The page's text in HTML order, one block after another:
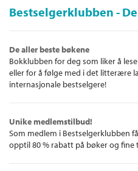
Bestselgerklubben -
De aller beste bøkene
Bokklubben for deg som liker å
eller for å følge med i det litterære
internasjonale bestselgere!
Unike medlemstilbud!
Som medlem i Bestselgerklubben
opptil 80 % rabatt på bøker og fine